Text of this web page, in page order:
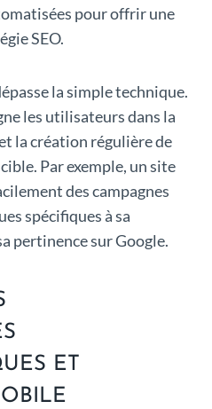
pour offrir une
SEO.
la simple technique.
les utilisateurs dans la
la création régulière de
Par exemple, un site
des campagnes
spécifiques à sa
pertinence sur Google.
ET